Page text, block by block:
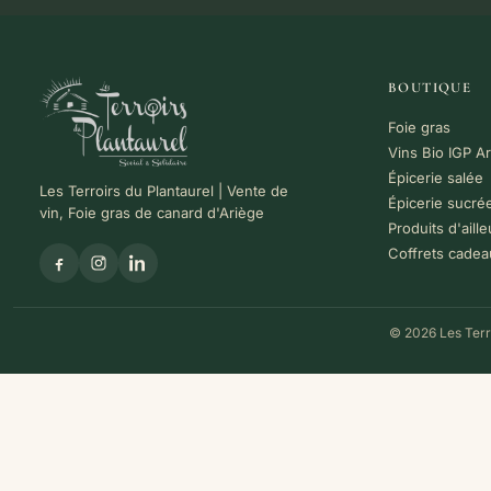
Les Terroirs du Plantaurel | Vente de
vin, Foie gras de canard d'Ariège
BOUTIQUE
Foie gras
Vins Bio IGP
Épicerie salée
Épicerie
Produits
Coffrets
© 2026 Les